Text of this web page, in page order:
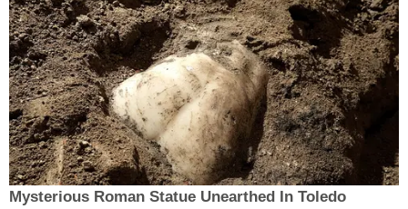
Mysterious Roman Statue Unearthed In Toledo